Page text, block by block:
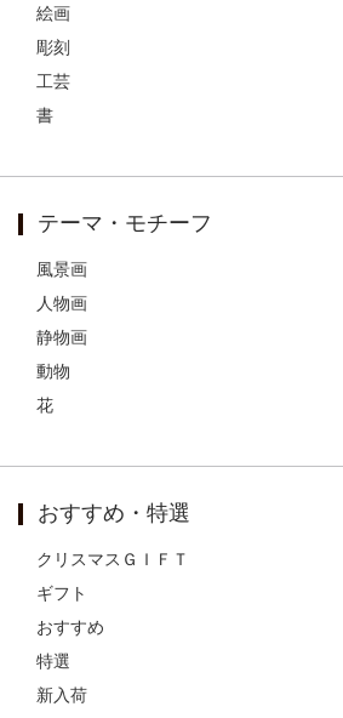
絵画
彫刻
工芸
書
テーマ・モチーフ
風景画
人物画
静物画
動物
花
おすすめ・特選
クリスマスＧＩＦＴ
ギフト
おすすめ
特選
新入荷